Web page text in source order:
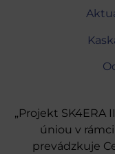
„Projekt
úniou v
prevádzkuje